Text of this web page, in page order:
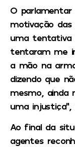
O parlamentar
motivação das
uma tentativa
tentaram me
a mão na
dizendo que
mesmo, ainda
uma injustiça”,
Ao final da
agentes